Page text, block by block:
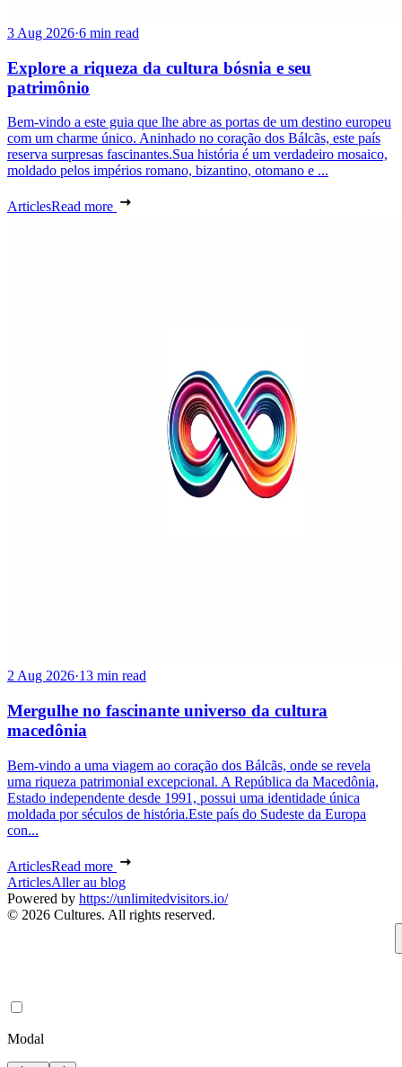
3 Aug 2026·6 min read
Explore a riqueza da cultura bósnia e seu
patrimônio
Bem-vindo a este guia que lhe abre as portas de um destino europeu
com um charme único. Aninhado no coração dos Bálcãs, este país
reserva surpresas fascinantes.Sua história é um verdadeiro mosaico,
moldado pelos impérios romano, bizantino, otomano e ...
ArticlesRead more
2 Aug 2026·13 min read
Mergulhe no fascinante universo da cultura
macedônia
Bem-vindo a uma viagem ao coração dos Bálcãs, onde se revela
uma riqueza patrimonial excepcional. A República da Macedônia,
Estado independente desde 1991, possui uma identidade única
moldada por séculos de história.Este país do Sudeste da Europa
con...
ArticlesRead more
ArticlesAller au blog
Powered by https://unlimitedvisitors.io/
© 2026 Cultures. All rights reserved.
Modal